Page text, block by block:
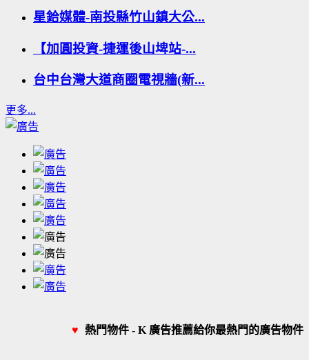
星鉿媒體-南投縣竹山鎮大公...
【加圓投資-捷運後山埤站-...
台中台灣大道商圈電視牆(新...
更多...
♥ 熱門物件 - K 廣告推薦給你最熱門的廣告物件